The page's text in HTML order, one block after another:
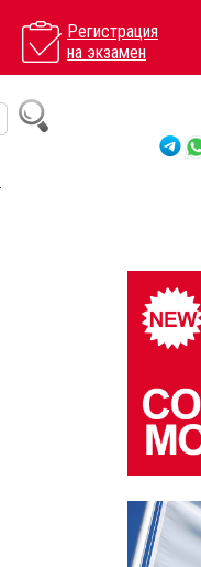
Регистрация
на экзамен